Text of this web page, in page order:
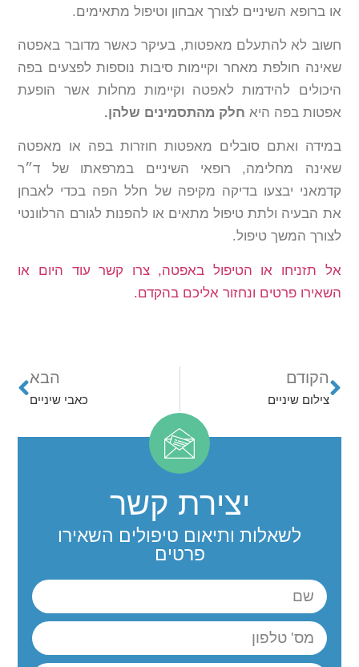
או ברופא השיניים לצורך אבחון וטיפול מתאימים.
חשוב לא להתעלם מאפטות, בעיקר כאשר מדובר באפטה
שאינה חולפת מאחר וקיימות סיבות נוספות לפצעים בפה
היכולים להידמות לאפטה וקיימות מחלות אשר הופעת
אפטות בפה היא חלק מהתסמינים שלהן.
במידה ואתם סובלים מאפטות חוזרות בפה או מאפטה
שאינה מחלימה, רופאי השיניים במרפאתו של ד״ר
קדמאני יבצעו בדיקה מקיפה של חלל הפה בכדי לאבחן
את הבעיה ולתת טיפול מתאים או להפנות לגורם הרלוונטי
לצורך המשך טיפול.
אל תזניחו או הטיפול באפטה, צרו קשר עוד היום או
השאירו פרטים ונחזור אליכם בהקדם.
הקודם
צילום שיניים
הבא
כאבי שיניים
יצירת קשר
לשאלות ותיאום טיפולים השאירו
פרטים